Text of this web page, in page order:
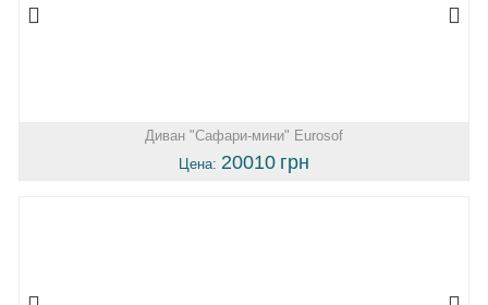
Диван "Сафари-мини" Eurosof
Цена: 20010 грн